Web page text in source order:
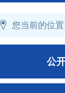
您当前的位置
公